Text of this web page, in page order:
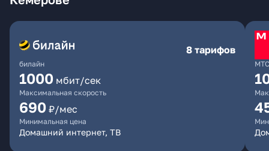
билайн
8 тарифов
1000 мбит/сек
Максимальная скорость
690 ₽/мес
Минимальная цена
Домашний интернет, ТВ
МТС